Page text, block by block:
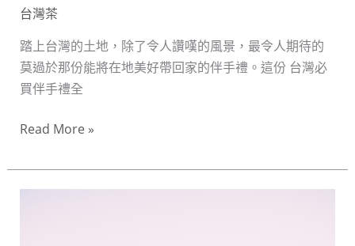
台灣茶
踏上台灣的土地，除了令人讚嘆的風景，最令人期待的
莫過於那份能將在地美好帶回家的伴手禮。這份 台灣必
買伴手禮全
與
裕
茶
行
級
Read More »